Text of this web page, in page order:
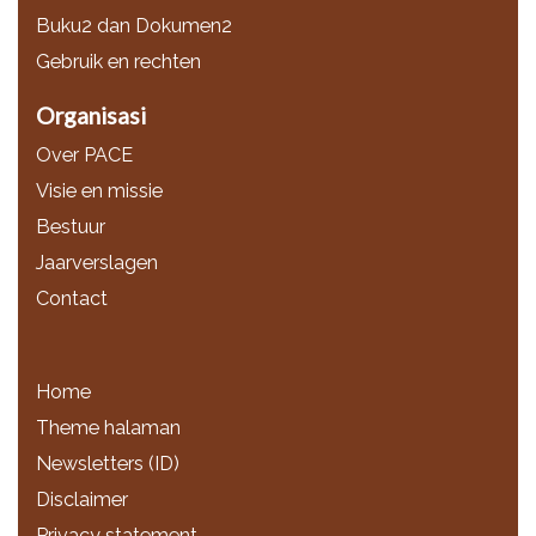
Buku2 dan Dokumen2
Gebruik en rechten
Organisasi
Over PACE
Visie en missie
Bestuur
Jaarverslagen
Contact
Home
Theme halaman
Newsletters (ID)
Disclaimer